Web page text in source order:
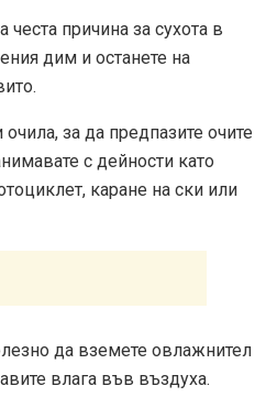
честа причина за сухота в
дим и останете на
за да предпазите очите
с дейности като
каране на ски или
да вземете овлажнител
влага във въздуха.